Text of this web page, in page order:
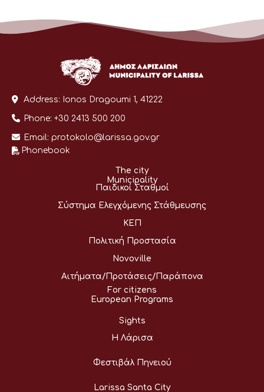
Address: Ionos Dragoumi 1, 41222
Phone: +30 2413 500 200
Email: protokolo@larissa.gov.gr
Phonebook
The city
Municipality
Παιδικοί Σταθμοί
Σύστημα Ελεγχόμενης Στάθμευσης
ΚΕΠ
Πολιτική Προστασία
Novoville
Αιτήματα/Προτάσεις/Παράπονα
For citizens
European Programs
Sights
Η Λάρισα
Φεστιβάλ Πηνειού
Larissa Santa City